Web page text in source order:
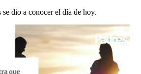
se dio a conocer el día de hoy.